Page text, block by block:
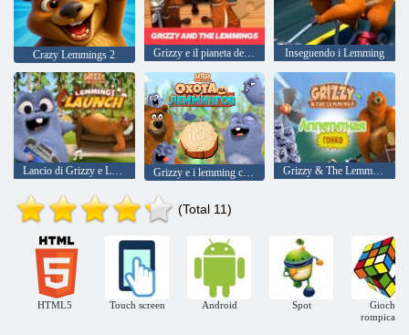
Crazy Lemmings 2 Grizzy e il pianeta dei puzzle di Lemmings Inseguendo i Lemming
Lancio di Grizzy e Lemmings Lemmings Grizzy e i lemming colpiscono un lemming Grizzy & The Lemmings: Yummy Run
(Total 11)
HTML5 Touch screen Android Spot
Giochi
rompicapo